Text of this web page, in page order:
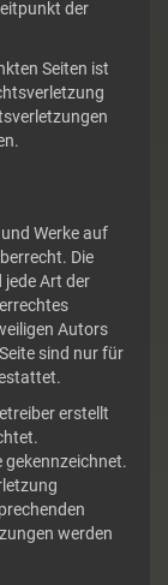
der
Seiten ist
Werke auf
Die
Art der
Autors
sind nur für
erstellt
gekennzeichnet.
werden